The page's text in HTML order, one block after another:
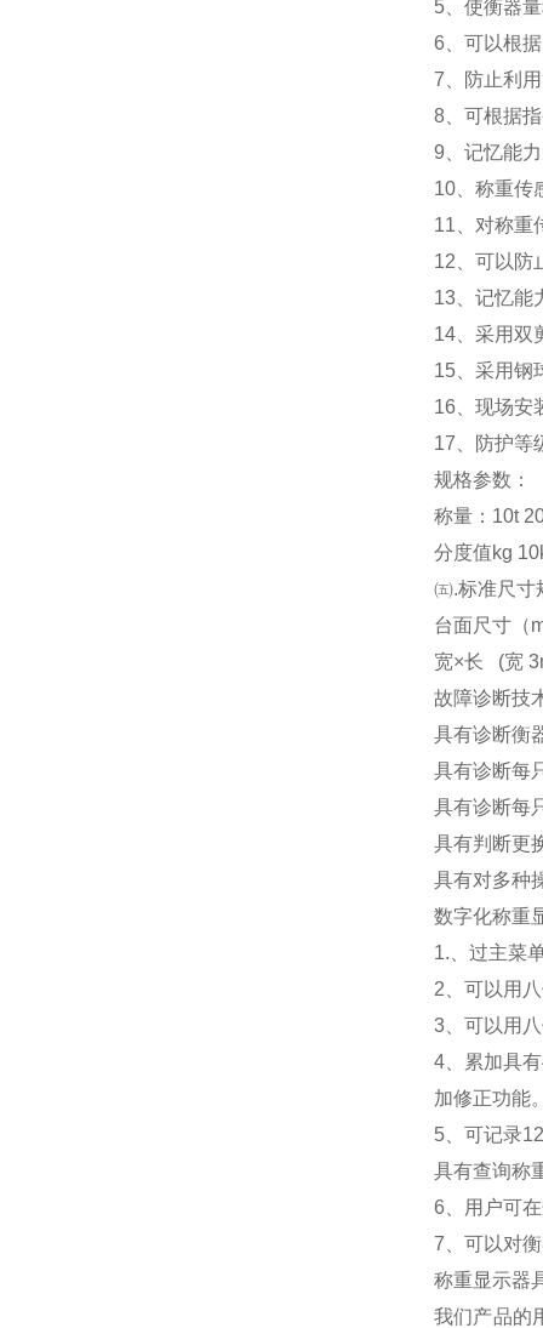
5 、使衡器
6 、可以根
7 、防止利
8 、可根据
9 、记忆能
10 、称重
11 、对称
12 、可以
13 、记忆
14 、采用
15 、采用
16 、现场
17 、防护
规格参数：
称量：10t
分度值kg
㈤.标准尺寸
台面尺寸（
宽×长 (宽
故障诊断技
具有诊断衡
具有诊断每
具有诊断每
具有判断更
具有对多种
数字化称重
1. 、过主菜
2 、可以用
3 、可以用
4 、累加具
加修正功能
5 、可记录
具有查询称
6 、用户可
7 、可以对
称重显示器
我们产品的